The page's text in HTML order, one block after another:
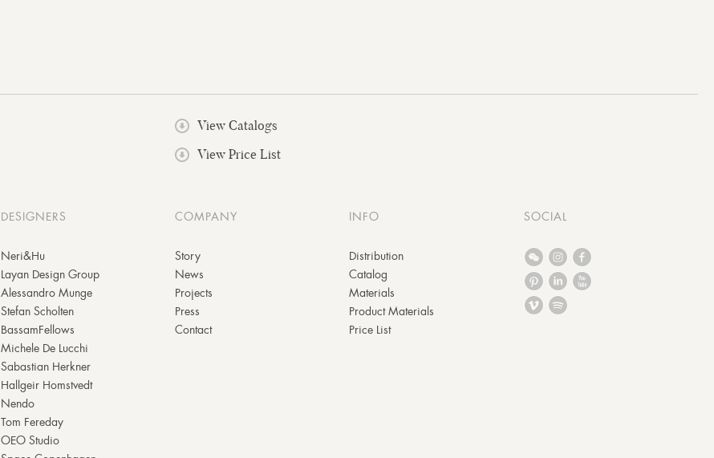
View Catalogs
View Price List
DESIGNERS
Neri&Hu
Layan Design Group
Alessandro Munge
Stefan Scholten
BassamFellows
Michele De Lucchi
Sabastian Herkner
Hallgeir Homstvedt
Nendo
Tom Fereday
OEO Studio
COMPANY
Story
News
Projects
Press
Contact
INFO
Distribution
Catalog
Materials
Product Materials
Price List
SOCIAL